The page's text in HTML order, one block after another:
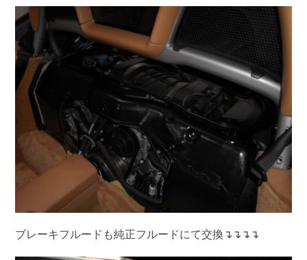
ブレーキフルードも純正フルードにて交換↴↴↴↴